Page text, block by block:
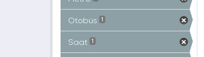
Otobüs 1
Saat 1